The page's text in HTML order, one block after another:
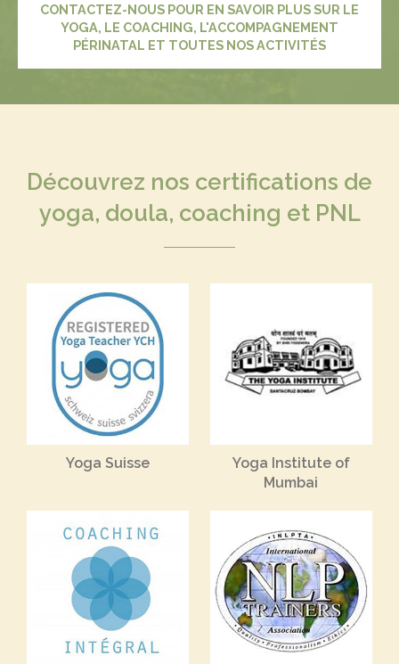
CONTACTEZ-NOUS POUR EN SAVOIR PLUS SUR LE
YOGA, LE COACHING, L'ACCOMPAGNEMENT
PÉRINATAL ET TOUTES NOS ACTIVITÉS
Découvrez nos certifications de
yoga, doula, coaching et PNL
Yoga Suisse
Yoga Institute of
Mumbai